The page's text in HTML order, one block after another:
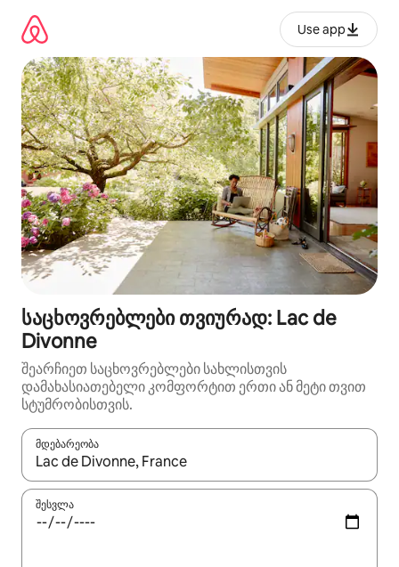
გადასვლა
Use app
საცხოვრებლები თვიურად: Lac de
Divonne
შეარჩიეთ საცხოვრებლები სახლისთვის
დამახასიათებელი კომფორტით ერთი ან მეტი თვით
სტუმრობისთვის.
მდებარეობა
როცა შედეგები ხელმისაწვდომი გახდება, ნავიგაციისთვის
შესვლა